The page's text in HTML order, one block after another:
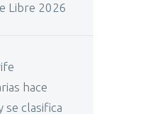
Libre 2026
hace
se clasifica